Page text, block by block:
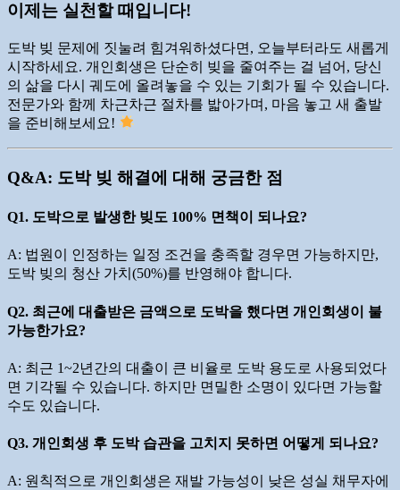
이제는 실천할 때입니다!
도박 빚 문제에 짓눌려 힘겨워하셨다면, 오늘부터라도 새롭게
시작하세요. 개인회생은 단순히 빚을 줄여주는 걸 넘어, 당신
의 삶을 다시 궤도에 올려놓을 수 있는 기회가 될 수 있습니다.
전문가와 함께 차근차근 절차를 밟아가며, 마음 놓고 새 출발
을 준비해보세요!
Q&A: 도박 빚 해결에 대해 궁금한 점
Q1. 도박으로 발생한 빚도 100% 면책이 되나요?
A: 법원이 인정하는 일정 조건을 충족할 경우면 가능하지만,
도박 빚의 청산 가치(50%)를 반영해야 합니다.
Q2. 최근에 대출받은 금액으로 도박을 했다면 개인회생이 불
가능한가요?
A: 최근 1~2년간의 대출이 큰 비율로 도박 용도로 사용되었다
면 기각될 수 있습니다. 하지만 면밀한 소명이 있다면 가능할
수도 있습니다.
Q3. 개인회생 후 도박 습관을 고치지 못하면 어떻게 되나요?
A: 원칙적으로 개인회생은 재발 가능성이 낮은 성실 채무자에